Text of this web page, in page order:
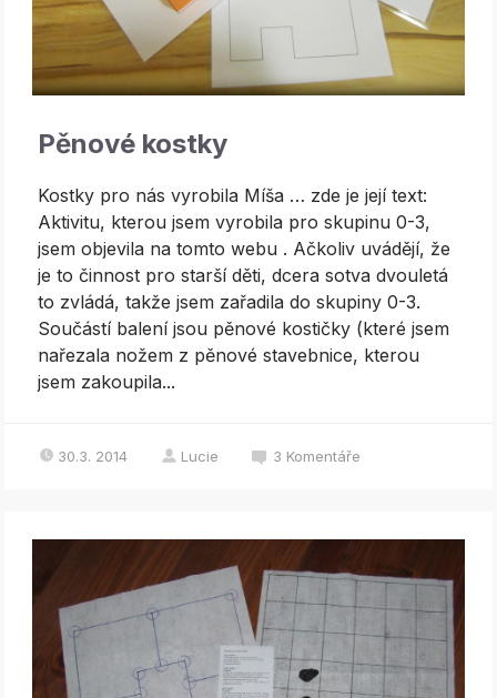
Pěnové kostky
Kostky pro nás vyrobila Míša … zde je její text:
Aktivitu, kterou jsem vyrobila pro skupinu 0-3,
jsem objevila na tomto webu . Ačkoliv uvádějí, že
je to činnost pro starší děti, dcera sotva dvouletá
to zvládá, takže jsem zařadila do skupiny 0-3.
Součástí balení jsou pěnové kostičky (které jsem
nařezala nožem z pěnové stavebnice, kterou
jsem zakoupila...
30.3. 2014 Lucie 3 Komentáře